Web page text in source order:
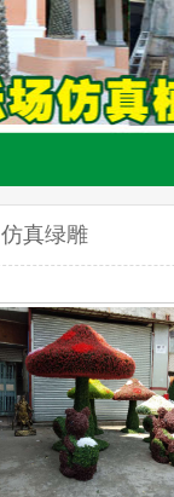
仿真绿雕